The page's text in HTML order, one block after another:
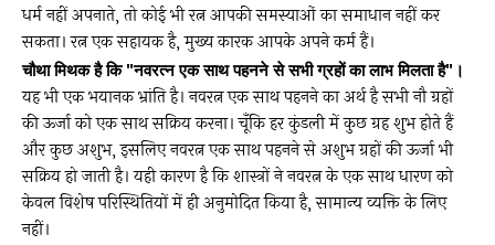
धर्म नहीं अपनाते, तो कोई भी रत्न आपकी समस्याओं का समाधान नहीं कर
सकता। रत्न एक सहायक है, मुख्य कारक आपके अपने कर्म हैं।
चौथा मिथक है कि "नवरत्न एक साथ पहनने से सभी ग्रहों का लाभ मिलता है"।
यह भी एक भयानक भ्रांति है। नवरत्न एक साथ पहनने का अर्थ है सभी नौ ग्रहों
की ऊर्जा को एक साथ सक्रिय करना। चूँकि हर कुंडली में कुछ ग्रह शुभ होते हैं
और कुछ अशुभ, इसलिए नवरत्न एक साथ पहनने से अशुभ ग्रहों की ऊर्जा भी
सक्रिय हो जाती है। यही कारण है कि शास्त्रों ने नवरत्न के एक साथ धारण को
केवल विशेष परिस्थितियों में ही अनुमोदित किया है, सामान्य व्यक्ति के लिए
नहीं।